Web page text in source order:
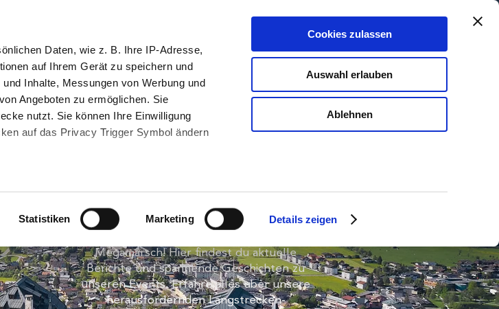
Daten, wie z. B. Ihre IP-Adresse,
auf Ihrem Gerät zu speichern und
Inhalte, Messungen von Werbung und
Angeboten zu ermöglichen. Sie
nutzt. Sie können Ihre Einwilligung
auf das Privacy Trigger Symbol ändern
Merkmalen (Fingerprinting) identifizieren
verarbeitet werden, und legen Sie Ihre
personalisieren, Funktionen für soziale
Statistiken Marketing Details zeigen
Cookies zulassen
Auswahl erlauben
Ablehnen
DER megamarsch blog
Megamarsch! Hier findest du aktuelle
Berichte und spannende Geschichten zu
unseren Events. Erfahre alles über unsere
herausfordernden Langstrecken-